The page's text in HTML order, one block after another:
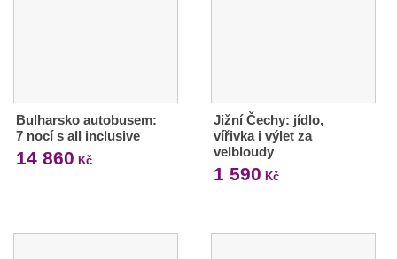
Bulharsko autobusem:
7 nocí s all inclusive
14 860 Kč
Jižní Čechy: jídlo,
vířivka i výlet za
velbloudy
1 590 Kč